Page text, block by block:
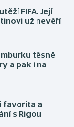
FIFA. Její
už nevěří
těsně
a pak i na
favorita a
s Rigou